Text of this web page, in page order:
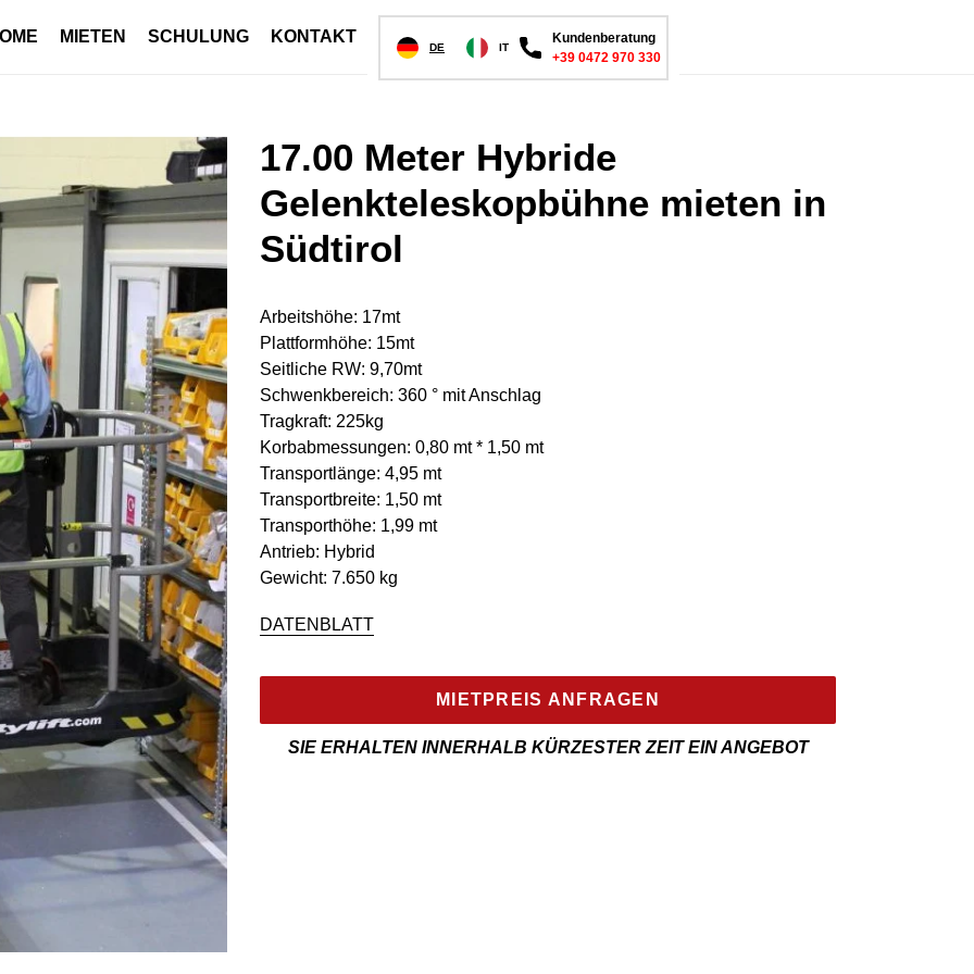
MIETEN SCHULUNG KONTAKT
DE IT
Kundenberatung
+39 0472 970 330
17.00 Meter Hybride
Gelenkteleskopbühne mieten in
Südtirol
Arbeitshöhe: 17mt
Plattformhöhe: 15mt
Seitliche RW: 9,70mt
Schwenkbereich: 360 ° mit Anschlag
Tragkraft: 225kg
Korbabmessungen: 0,80 mt * 1,50 mt
Transportlänge: 4,95 mt
Transportbreite: 1,50 mt
Transporthöhe: 1,99 mt
Antrieb: Hybrid
Gewicht: 7.650 kg
DATENBLATT
MIETPREIS ANFRAGEN
SIE ERHALTEN INNERHALB KÜRZESTER ZEIT EIN ANGEBOT